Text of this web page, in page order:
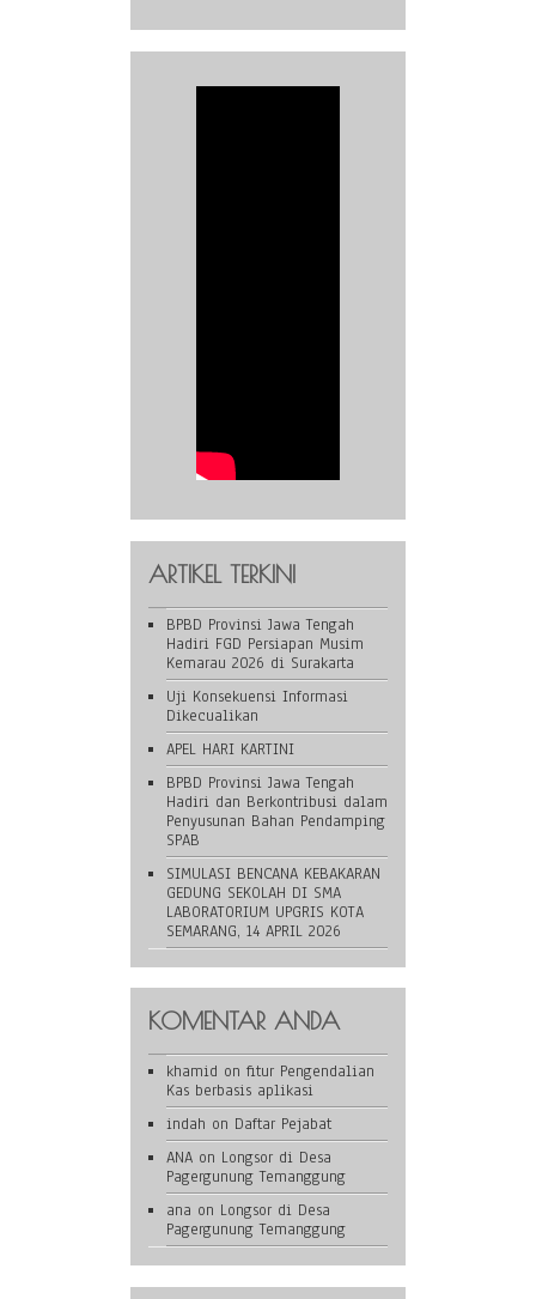
ARTIKEL TERKINI
BPBD Provinsi Jawa Tengah
Hadiri FGD Persiapan Musim
Kemarau 2026 di Surakarta
Uji Konsekuensi Informasi
Dikecualikan
APEL HARI KARTINI
BPBD Provinsi Jawa Tengah
Hadiri dan Berkontribusi dalam
Penyusunan Bahan Pendamping
SPAB
SIMULASI BENCANA KEBAKARAN
GEDUNG SEKOLAH DI SMA
LABORATORIUM UPGRIS KOTA
SEMARANG, 14 APRIL 2026
KOMENTAR ANDA
khamid on fitur Pengendalian
Kas berbasis aplikasi
indah on Daftar Pejabat
ANA on Longsor di Desa
Pagergunung Temanggung
ana on Longsor di Desa
Pagergunung Temanggung